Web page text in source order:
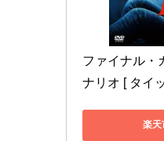
ファイナル・
ナリオ [ タイ
楽天